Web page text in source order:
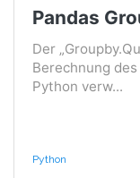
Pandas
Der
Berechnung
Python verw...
Python